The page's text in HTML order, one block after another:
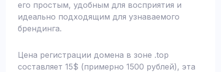
его простым, удобным для восприятия и
идеально подходящим для узнаваемого
брендинга.
Цена регистрации домена в зоне .top
составляет 15$ (примерно 1500 рублей), эта